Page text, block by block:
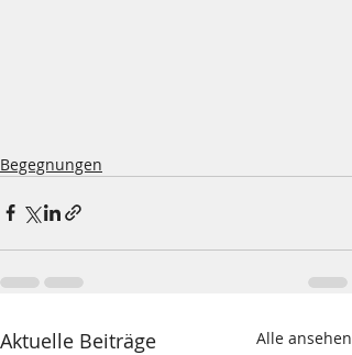
Begegnungen
Aktuelle Beiträge Alle ansehen